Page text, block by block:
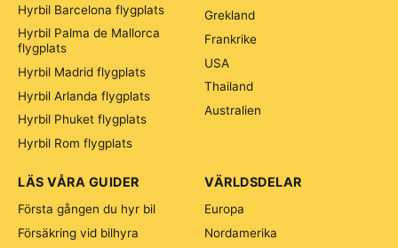
Hyrbil Barcelona flygplats
Hyrbil Palma de Mallorca
flygplats
Hyrbil Madrid flygplats
Hyrbil Arlanda flygplats
Hyrbil Phuket flygplats
Hyrbil Rom flygplats
Grekland
Frankrike
USA
Thailand
Australien
VÄRLDSDELAR
Europa
Nordamerika
LÄS VÅRA GUIDER
Första gången du hyr bil
Försäkring vid bilhyra